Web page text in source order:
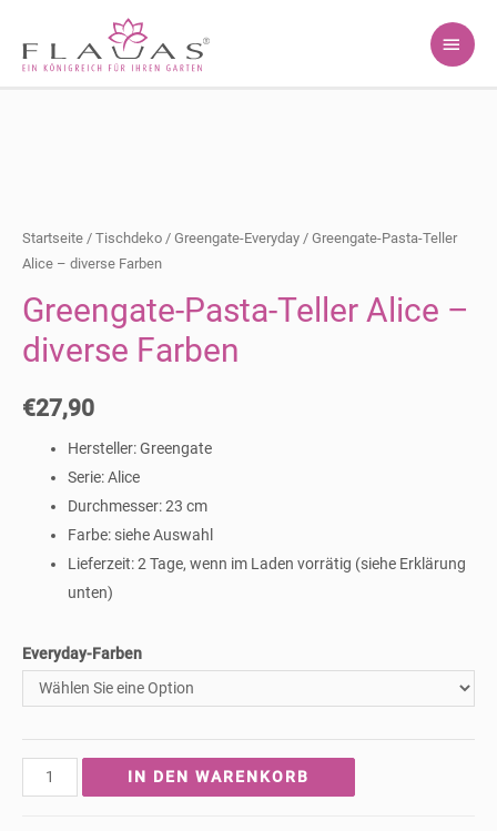
Startseite / Tischdeko / Greengate-Everyday / Greengate-Pasta-Teller
Alice – diverse Farben
Greengate-Pasta-Teller Alice –
diverse Farben
€27,90
Hersteller: Greengate
Serie: Alice
Durchmesser: 23 cm
Farbe: siehe Auswahl
Lieferzeit: 2 Tage, wenn im Laden vorrätig (siehe Erklärung
unten)
Everyday-Farben
Greengate-
Pasta-
IN DEN WARENKORB